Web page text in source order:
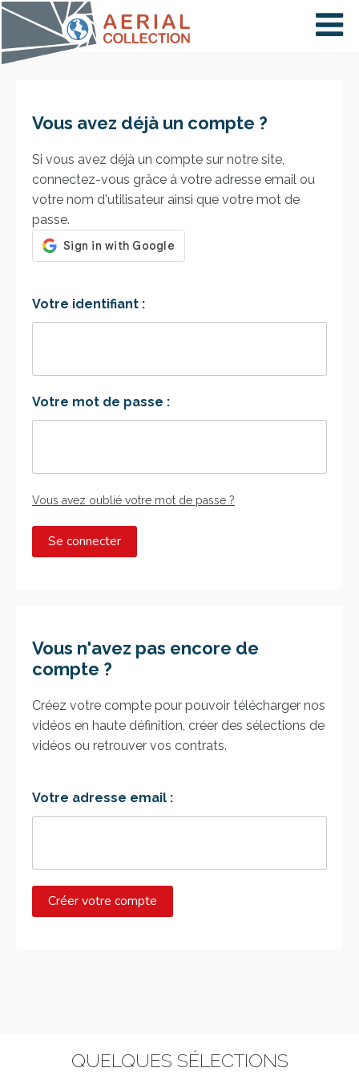
×
PAYS
ENGLISH
Vous avez déjà un compte ?
Si vous avez déjà un compte sur notre site,
connectez-vous grâce à votre adresse email ou
votre nom d'utilisateur ainsi que votre mot de
passe.
Votre identifiant :
Votre mot de passe :
Vous avez oublié votre mot de passe ?
Vous n'avez pas encore de
compte ?
Créez votre compte pour pouvoir télécharger nos
vidéos en haute définition, créer des sélections de
vidéos ou retrouver vos contrats.
Votre adresse email :
QUELQUES SÉLECTIONS